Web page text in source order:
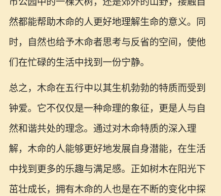
然都能帮助木命的人更好地理解生命的意义。同
时，自然也给予木命者思考与反省的空间，使他
们在忙碌的生活中找到一份宁静。
总之，木命在五行中以其生机勃勃的特质而受到
钟爱。它不仅仅是一种命理的象征，更是人与自
然和谐共处的理念。通过对木命特质的深入理
解，木命的人能够更好地发展自身潜能，在生活
中找到更多的乐趣与满足感。正如树木在阳光下
茁壮成长，拥有木命的人也是在不断的变化中探